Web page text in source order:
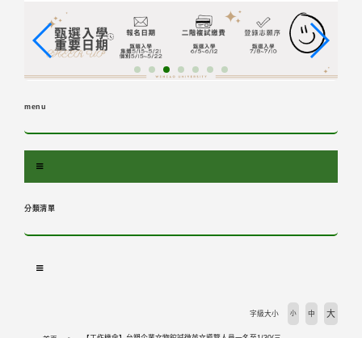
menu
分類清單
字級大小 小 中 大